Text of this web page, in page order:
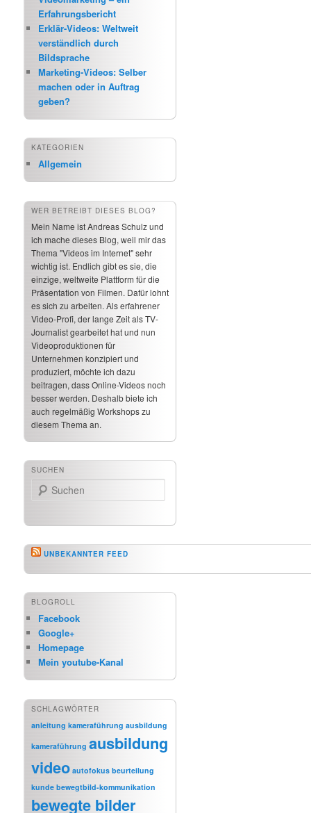
Erfahrungsbericht
Erklär-Videos: Weltweit
verständlich durch
Bildsprache
Marketing-Videos: Selber
machen oder in Auftrag
geben?
KATEGORIEN
Allgemein
WER BETREIBT DIESES BLOG?
Mein Name ist Andreas Schulz und
ich mache dieses Blog, weil mir das
Thema "Videos im Internet" sehr
wichtig ist. Endlich gibt es sie, die
einzige, weltweite Plattform für die
Präsentation von Filmen. Dafür lohnt
es sich zu arbeiten. Als erfahrener
Video-Profi, der lange Zeit als TV-
Journalist gearbeitet hat und nun
Videoproduktionen für
Unternehmen konzipiert und
produziert, möchte ich dazu
beitragen, dass Online-Videos noch
besser werden. Deshalb biete ich
auch regelmäßig Workshops zu
diesem Thema an.
SUCHEN
Suchen
UNBEKANNTER FEED
BLOGROLL
Facebook
Google+
Homepage
Mein youtube-Kanal
SCHLAGWÖRTER
anleitung kameraführung ausbildung
kameraführung ausbildung
video autofokus beurteilung
kunde bewegtbild-kommunikation
bewegte bilder